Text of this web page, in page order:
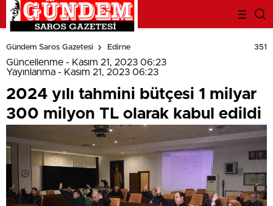
deneme
bonusu
evden
eve
nakliyat
veren
bahis
siteleri
bahis
popüler
casino
siteleri
taşıma
parça
eşya
Gündem Saros Gazetesi Edirne 351
Güncellenme - Kasım 21, 2023 06:23
Yayınlanma - Kasım 21, 2023 06:23
2024 yılı tahmini bütçesi 1 milyar
300 milyon TL olarak kabul edildi